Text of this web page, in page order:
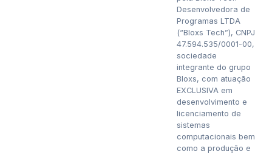
Desenvolvedora de
Programas LTDA
(“Bloxs Tech”), CNPJ
47.594.535/0001-00,
sociedade
integrante do grupo
Bloxs, com atuação
EXCLUSIVA em
desenvolvimento e
licenciamento de
sistemas
computacionais bem
como a produção e